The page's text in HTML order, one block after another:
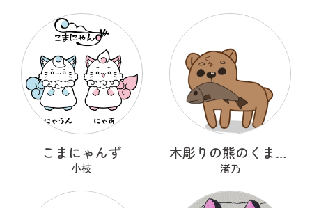
こまにゃんず
小枝
木彫りの熊のくまっくまさん
渚乃